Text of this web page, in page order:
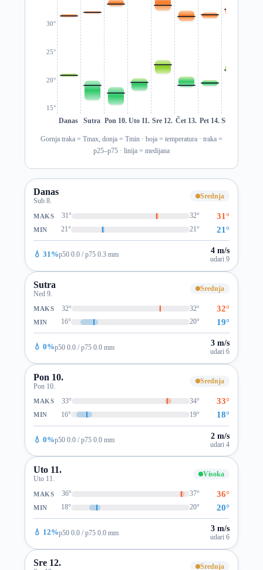
15°
20°
25°
30°
Danas Sutra Pon 10. Uto 11. Sre 12. Čet 13. Pet 14. Sub 15.
Gornja traka = Tmax, donja = Tmin · boja = temperatura · traka =
p25–p75 · linija = medijana
Danas
Sub 8.
Srednja
MAKS 31° 32° 31°
MIN 21° 21° 21°
💧 31%p50 0.0 / p75 0.3 mm 4 m/s
udari 9
Sutra
Ned 9.
Srednja
MAKS 32° 32° 32°
MIN 16° 20° 19°
💧 0%p50 0.0 / p75 0.0 mm 3 m/s
udari 6
Pon 10.
Pon 10.
Srednja
MAKS 33° 34° 33°
MIN 16° 19° 18°
💧 0%p50 0.0 / p75 0.0 mm 2 m/s
udari 4
Uto 11.
Uto 11.
Visoka
MAKS 36° 37° 36°
MIN 18° 20° 20°
💧 12%p50 0.0 / p75 0.0 mm 3 m/s
udari 6
Sre 12. Srednja